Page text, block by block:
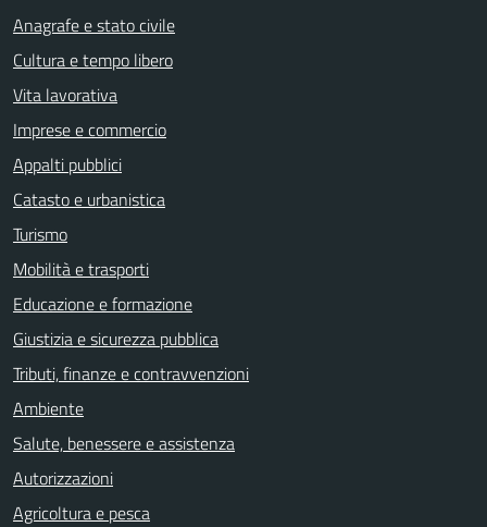
Anagrafe e stato civile
Cultura e tempo libero
Vita lavorativa
Imprese e commercio
Appalti pubblici
Catasto e urbanistica
Turismo
Mobilità e trasporti
Educazione e formazione
Giustizia e sicurezza pubblica
Tributi, finanze e contravvenzioni
Ambiente
Salute, benessere e assistenza
Autorizzazioni
Agricoltura e pesca